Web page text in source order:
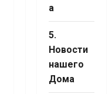
а
5.
Новости
нашего
Дома